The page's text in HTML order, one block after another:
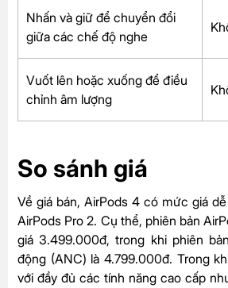
Nhấn và giữ để chuyển đổi
giữa các chế độ nghe
Vuốt lên hoặc xuống để điều
chỉnh âm lượng
So sánh giá
Về giá bán, AirPods 4 có mức giá
AirPods Pro 2. Cụ thể, phiên bản
giá 3.499.000đ, trong khi phiên
động (ANC) là 4.799.000đ. Trong
với đầy đủ các tính năng cao cấp